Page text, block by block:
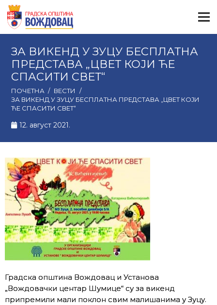
ЗА ВИКЕНД У ЗУЦУ БЕСПЛАТНА
ПРЕДСТАВА „ЦВЕТ КОЈИ ЋЕ
СПАСИТИ СВЕТ“
ПОЧЕТНА / ВЕСТИ
/
ЗА ВИКЕНД У ЗУЦУ БЕСПЛАТНА ПРЕДСТАВА „ЦВЕТ КОЈИ
ЋЕ СПАСИТИ СВЕТ“
12. август 2021.
Градска општина Вождовац и Установа
„Вождовачки центар Шумице“ су за викенд
припремили мали поклон свим малишанима у Зуцу.